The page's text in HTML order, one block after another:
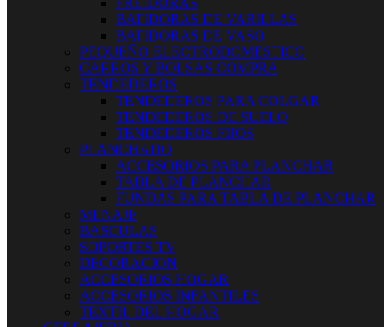
FREIDORAS
BATIDORAS DE VARILLAS
BATIDORAS DE VASO
PEQUEÑO ELECTRODOMESTICO
CARROS Y BOLSAS COMPRA
TENDEDEROS
TENDEDEROS PARA COLGAR
TENDEDEROS DE SUELO
TENDEDEROS FIJOS
PLANCHADO
ACCESORIOS PARA PLANCHAR
TABLA DE PLANCHAR
FUNDAS PARA TABLA DE PLANCHAR
MENAJE
BASCULAS
SOPORTES TV
DECORACION
ACCESORIOS HOGAR
ACCESORIOS INFANTILES
TEXTIL DEL HOGAR